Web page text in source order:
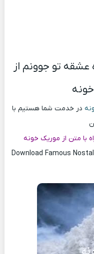
عشقه تو جوونم از
در خدمت شما هستیم با
با متن از موریک خونه
Download Famous